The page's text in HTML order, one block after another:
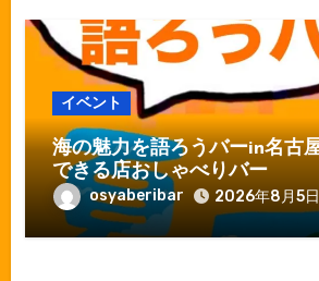
イベント
海の魅力を語ろうバーin名古
できる店おしゃべりバー
osyaberibar 2026年8月5日